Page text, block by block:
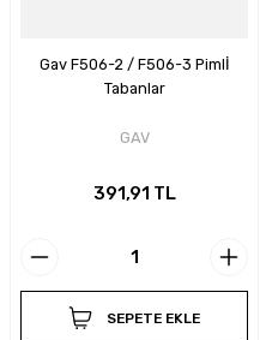
Gav F506-2 / F506-3 Pimlİ
Tabanlar
GAV
391,91 TL
SEPETE EKLE